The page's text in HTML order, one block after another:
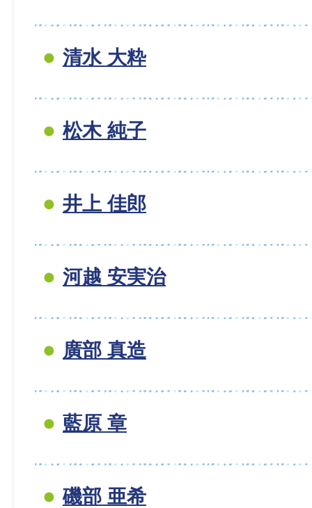
清水 大粋
松木 純子
井上 佳郎
河越 安実治
廣部 真造
藍原 章
磯部 亜希